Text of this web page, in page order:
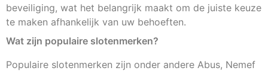
beveiliging, wat het belangrijk maakt om de juiste keuze
te maken afhankelijk van uw behoeften.
Wat zijn populaire slotenmerken?
Populaire slotenmerken zijn onder andere Abus, Nemef